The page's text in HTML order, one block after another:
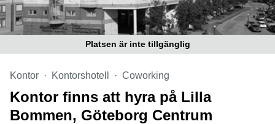
Platsen är inte tillgänglig
Kontor Kontorshotell Coworking
Kontor finns att hyra på Lilla
Bommen, Göteborg Centrum